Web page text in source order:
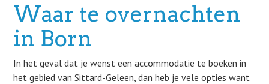
Waar te overnachten
in Born
In het geval dat je wenst een accommodatie te boeken in
het gebied van Sittard-Geleen, dan heb je vele opties want